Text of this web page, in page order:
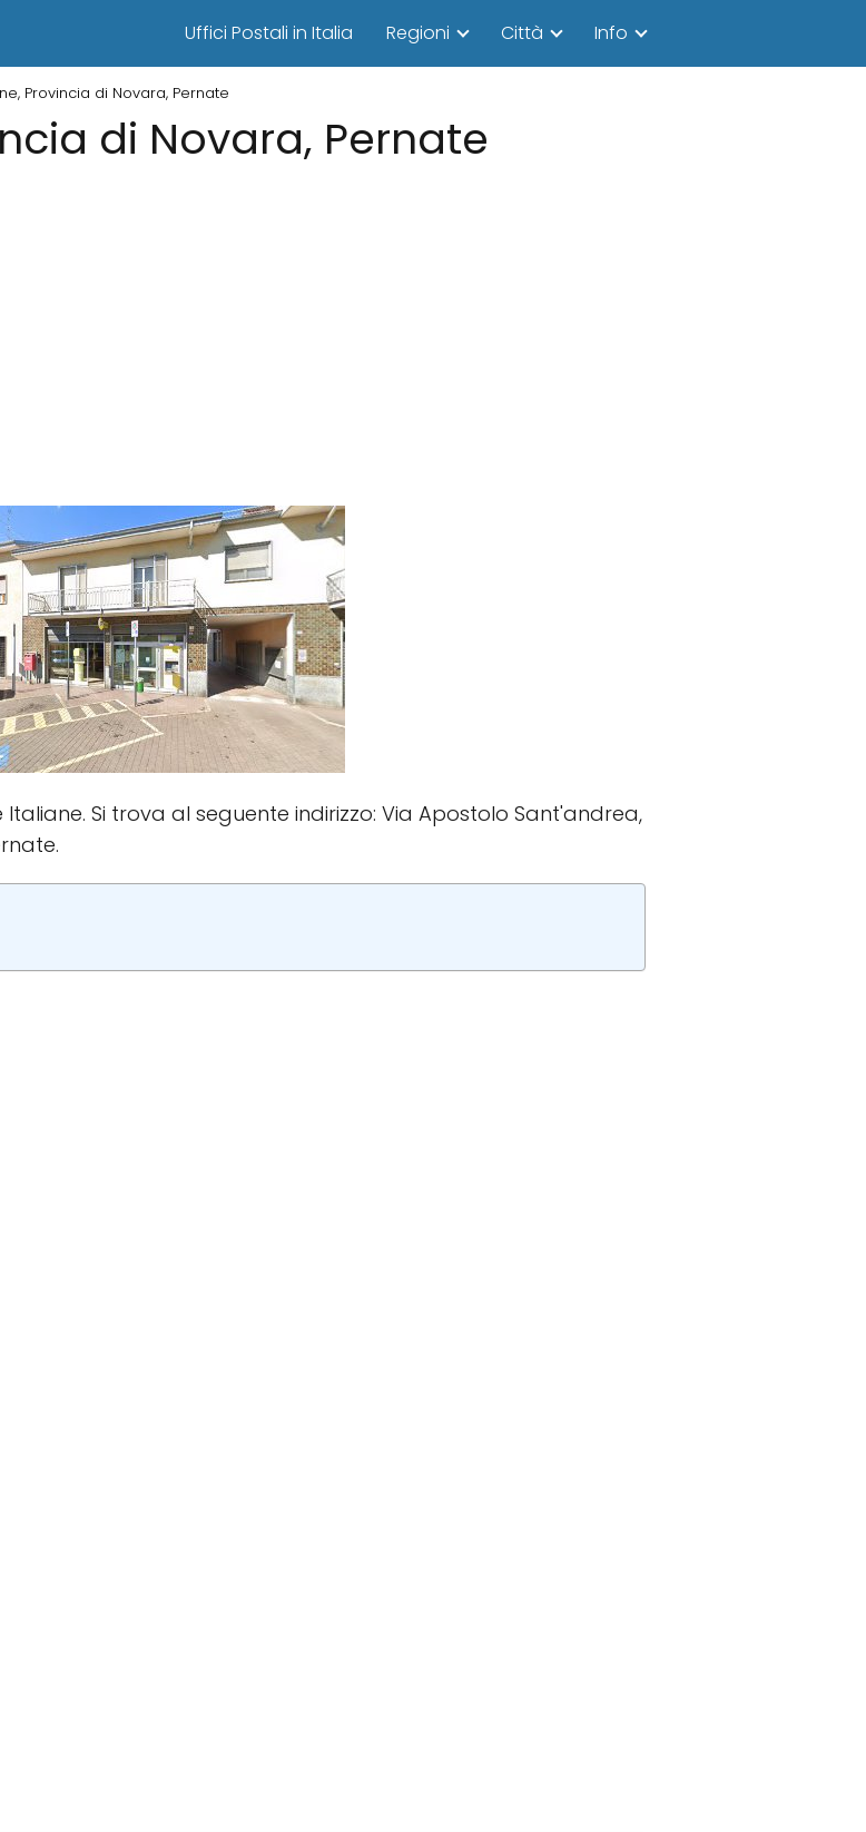
Uffici Postali in Italia Regioni Città Info
Provincia di Novara, Pernate
di Novara, Pernate
Si trova al seguente indirizzo: Via Apostolo Sant'andrea,